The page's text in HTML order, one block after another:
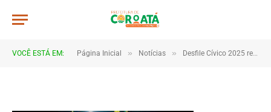
VOCÊ ESTÁ EM: Página Inicial » Notícias » Desfile Cívico 2025 reúne escolas e comunidades em Coroatá
0045